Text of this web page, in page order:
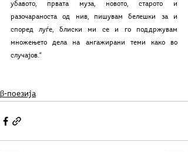
убавото, првата муза, новото, старото и
разочараноста од нив, пишувам белешки за и
според луѓе, блиски ми се и го поддржувам
множењето дела на ангажирани теми како во
случајов.“
β-поезија